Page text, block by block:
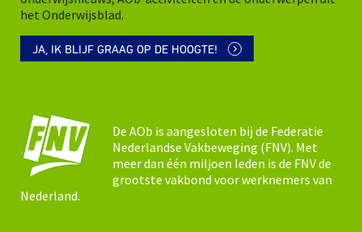
het Onderwijsblad.
JA, IK BLIJF GRAAG OP DE HOOGTE!
De AOb is aangesloten bij de Federatie
Nederlandse Vakbeweging (FNV). Met
meer dan één miljoen leden is de FNV de
grootste vakbond voor werknemers van
Nederland.